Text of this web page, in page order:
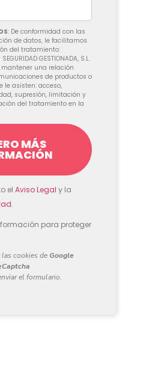
: De conformidad con las
de datos, le facilitamos
del tratamiento:
GESTIONADA, S.L.
una relación
de productos o
le asisten: acceso,
supresión, limitación y
del tratamiento en la
el Aviso Legal y la
.
para proteger
MÁS
cookies de Google
el formulario.